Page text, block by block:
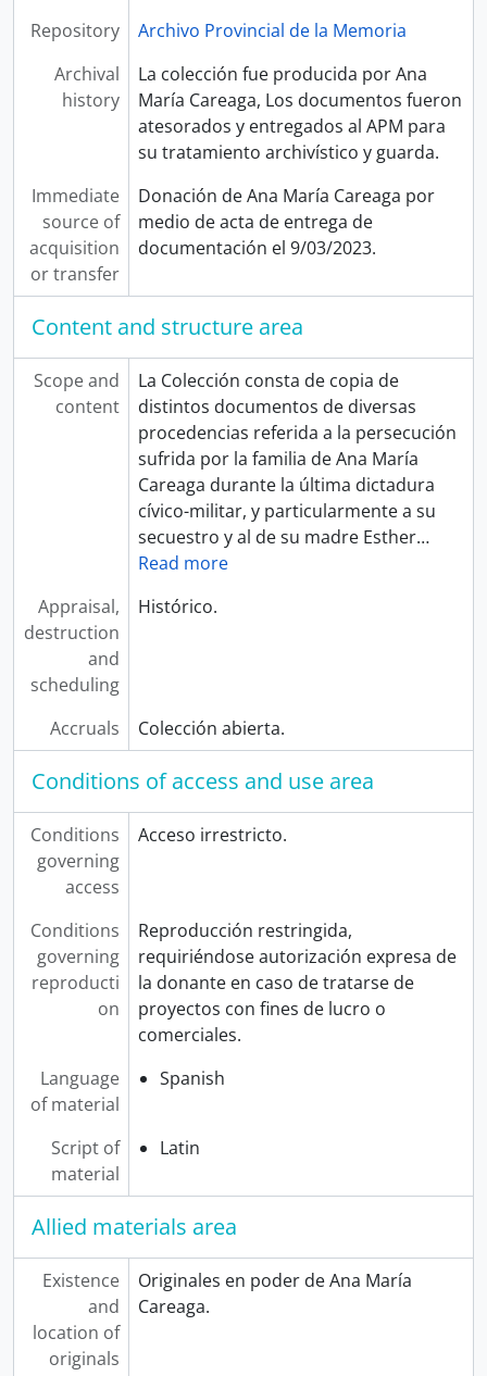
Repository
Archivo Provincial de la Memoria
Archival
history
La colección fue producida por Ana
María Careaga, Los documentos fueron
atesorados y entregados al APM para
su tratamiento archivístico y guarda.
Immediate
source of
acquisition
or transfer
Donación de Ana María Careaga por
medio de acta de entrega de
documentación el 9/03/2023.
Content and structure area
Scope and
content
La Colección consta de copia de
distintos documentos de diversas
procedencias referida a la persecución
sufrida por la familia de Ana María
Careaga durante la última dictadura
cívico-militar, y particularmente a su
secuestro y al de su madre Esther…
Read more
Appraisal,
destruction
and
scheduling
Histórico.
Accruals Colección abierta.
Conditions of access and use area
Conditions
governing
access
Acceso irrestricto.
Conditions
governing
reproducti
on
Reproducción restringida,
requiriéndose autorización expresa de
la donante en caso de tratarse de
proyectos con fines de lucro o
comerciales.
Language
of material
Spanish
Script of
material
Latin
Allied materials area
Existence
and
location of
originals
Originales en poder de Ana María
Careaga.